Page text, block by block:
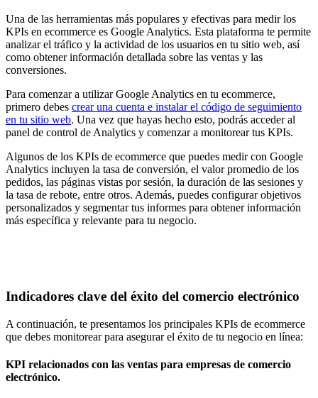
Una de las herramientas más populares y efectivas para medir los
KPIs en ecommerce es Google Analytics. Esta plataforma te permite
analizar el tráfico y la actividad de los usuarios en tu sitio web, así
como obtener información detallada sobre las ventas y las
conversiones.
Para comenzar a utilizar Google Analytics en tu ecommerce,
primero debes crear una cuenta e instalar el código de seguimiento
en tu sitio web. Una vez que hayas hecho esto, podrás acceder al
panel de control de Analytics y comenzar a monitorear tus KPIs.
Algunos de los KPIs de ecommerce que puedes medir con Google
Analytics incluyen la tasa de conversión, el valor promedio de los
pedidos, las páginas vistas por sesión, la duración de las sesiones y
la tasa de rebote, entre otros. Además, puedes configurar objetivos
personalizados y segmentar tus informes para obtener información
más específica y relevante para tu negocio.
Indicadores clave del éxito del comercio electrónico
A continuación, te presentamos los principales KPIs de ecommerce
que debes monitorear para asegurar el éxito de tu negocio en línea:
KPI relacionados con las ventas para empresas de comercio
electrónico.